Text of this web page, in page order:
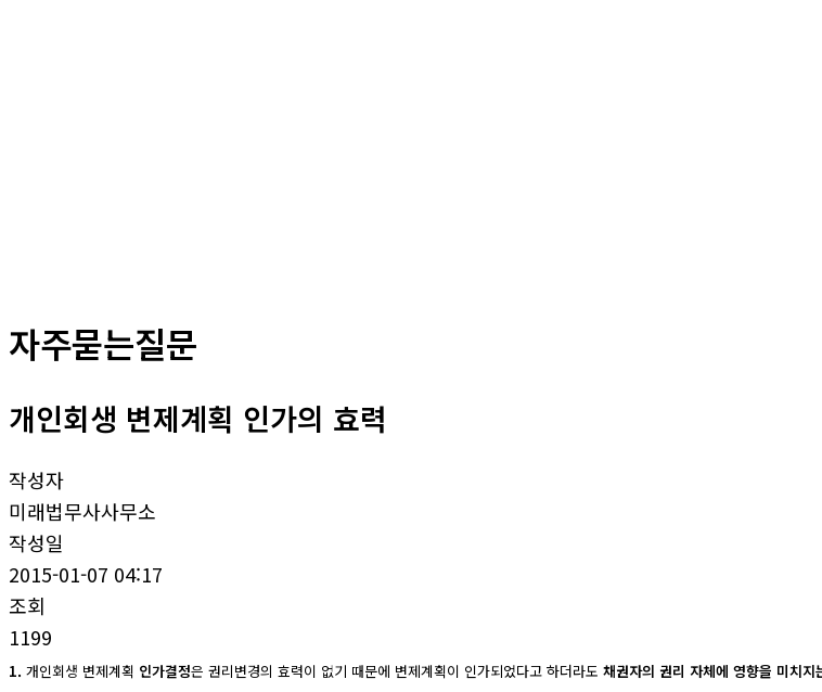
자주묻는질문
개인회생 변제계획 인가의 효력
작성자
미래법무사사무소
작성일
2015-01-07 04:17
조회
1199
1. 개인회생 변제계획 인가결정은 권리변경의 효력이 없기 때문에 변제계획이 인가되었다고 하더라도 채권자의 권리 자체에 영향을 미치지